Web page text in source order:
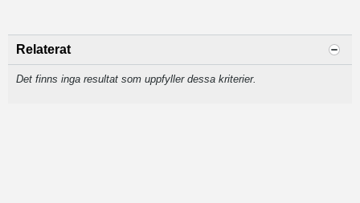
Relaterat
Det finns inga resultat som uppfyller dessa kriterier.